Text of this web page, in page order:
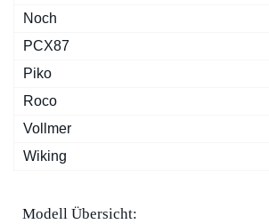
Noch
PCX87
Piko
Roco
Vollmer
Wiking
Modell Übersicht: